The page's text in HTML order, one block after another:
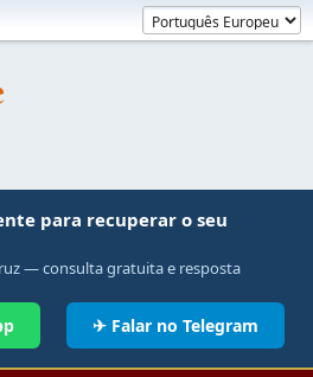
para recuperar o seu
— consulta gratuita e resposta
✈ Falar no Telegram